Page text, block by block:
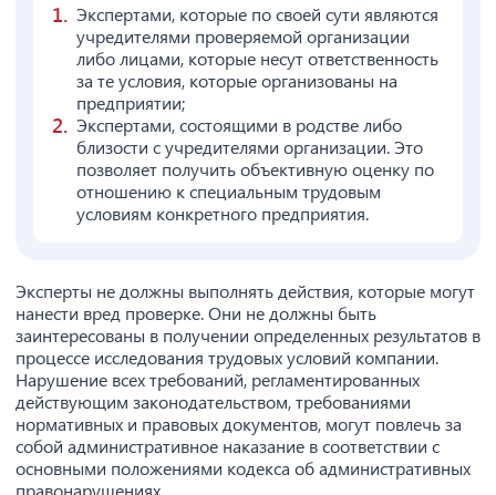
Экспертами, которые по своей сути являются
учредителями проверяемой организации
либо лицами, которые несут ответственность
за те условия, которые организованы на
предприятии;
Экспертами, состоящими в родстве либо
близости с учредителями организации. Это
позволяет получить объективную оценку по
отношению к специальным трудовым
условиям конкретного предприятия.
Эксперты не должны выполнять действия, которые могут
нанести вред проверке. Они не должны быть
заинтересованы в получении определенных результатов в
процессе исследования трудовых условий компании.
Нарушение всех требований, регламентированных
действующим законодательством, требованиями
нормативных и правовых документов, могут повлечь за
собой административное наказание в соответствии с
основными положениями кодекса об административных
правонарушениях.